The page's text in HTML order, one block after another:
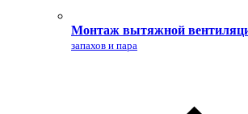
Монтаж вытяжной
запахов и пара